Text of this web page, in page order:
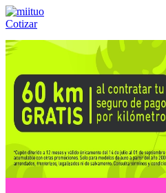
Cotizar
Llámanos al:(55) 84-21-05-00 ó